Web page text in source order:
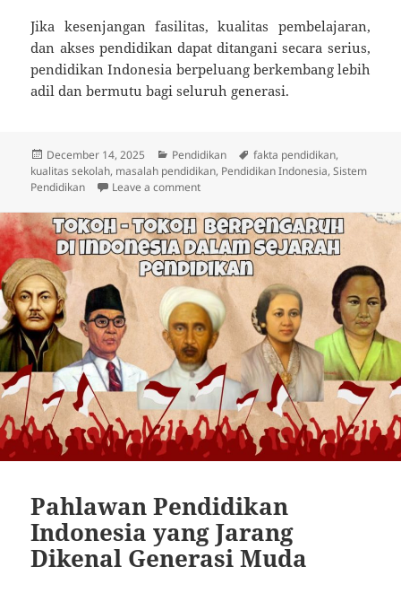
Jika kesenjangan fasilitas, kualitas pembelajaran,
dan akses pendidikan dapat ditangani secara serius,
pendidikan Indonesia berpeluang berkembang lebih
adil dan bermutu bagi seluruh generasi.
Posted
on
December 14, 2025 Categories
Pendidikan Tags
fakta pendidikan,
kualitas sekolah, masalah pendidikan, Pendidikan Indonesia,Sistem
Pendidikan
Leave a commenton Pendidikan Indonesia
Pahlawan Pendidikan
Indonesia yang Jarang
Dikenal Generasi Muda